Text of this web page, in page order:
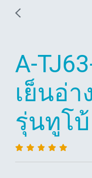
A-
เย็นอ่า
รุ่นทูโบ้